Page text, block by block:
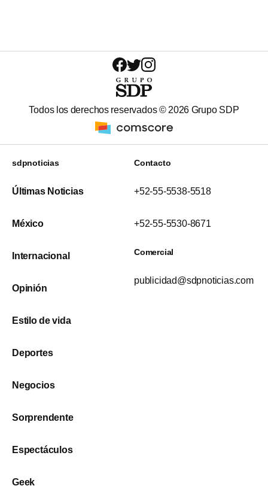
Todos los derechos reservados ©2026 Grupo SDP
sdpnoticias
Últimas Noticias
México
Internacional
Opinión
Estilo de vida
Deportes
Negocios
Sorprendente
Espectáculos
Geek
Contacto
+52-55-5538-5518
+52-55-5530-8671
Comercial
publicidad@sdpnoticias.com